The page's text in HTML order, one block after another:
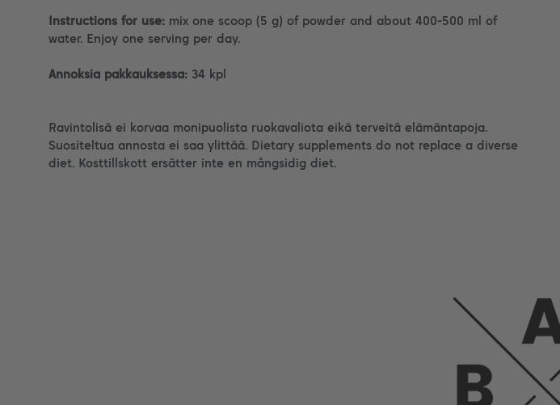
Instructions for use: mix one scoop (5 g) of powder and about 400-500 ml of
water. Enjoy one serving per day.
Annoksia pakkauksessa: 34 kpl
Ravintolisä ei korvaa monipuolista ruokavaliota eikä terveitä elämäntapoja.
Suositeltua annosta ei saa ylittää. Dietary supplements do not replace a diverse
diet. Kosttillskott ersätter inte en mångsidig diet.